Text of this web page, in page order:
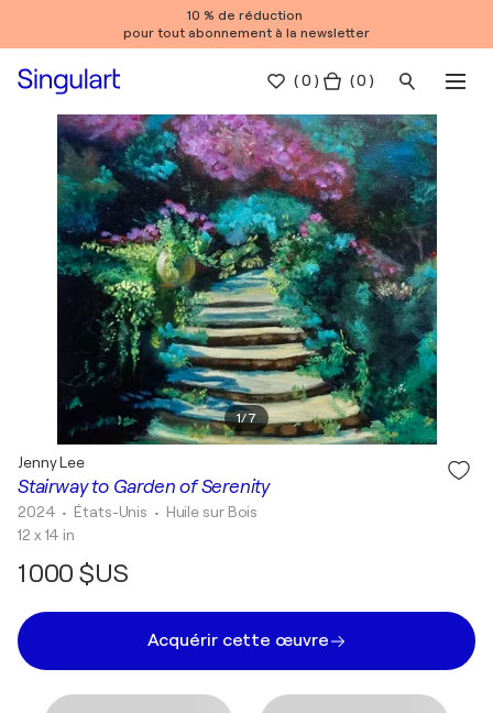
10 % de réduction
pour tout abonnement à la newsletter
(0 ) ( 0 )
1/7
Stairway to Garden of Serenity
Jenny Lee
2024 • États-Unis • Huile sur Bois
12 x 14 in
1 000 $US
Acquérir cette œuvre